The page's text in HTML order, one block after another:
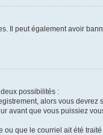
Il peut également avoir
possibilités :
alors vous
que vous puissiez
que le courriel ait été